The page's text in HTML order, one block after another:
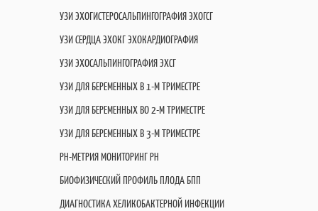
УЗИ ЭХОГИСТЕРОСАЛЬПИНГОГРАФИЯ ЭХОГСГ
УЗИ СЕРДЦА ЭХОКГ ЭХОКАРДИОГРАФИЯ
УЗИ ЭХОСАЛЬПИНГОГРАФИЯ ЭХСГ
УЗИ ДЛЯ БЕРЕМЕННЫХ В 1-М ТРИМЕСТРЕ
УЗИ ДЛЯ БЕРЕМЕННЫХ ВО 2-М ТРИМЕСТРЕ
УЗИ ДЛЯ БЕРЕМЕННЫХ В 3-М ТРИМЕСТРЕ
PH-МЕТРИЯ МОНИТОРИНГ PH
БИОФИЗИЧЕСКИЙ ПРОФИЛЬ ПЛОДА БПП
ДИАГНОСТИКА ХЕЛИКОБАКТЕРНОЙ ИНФЕКЦИИ